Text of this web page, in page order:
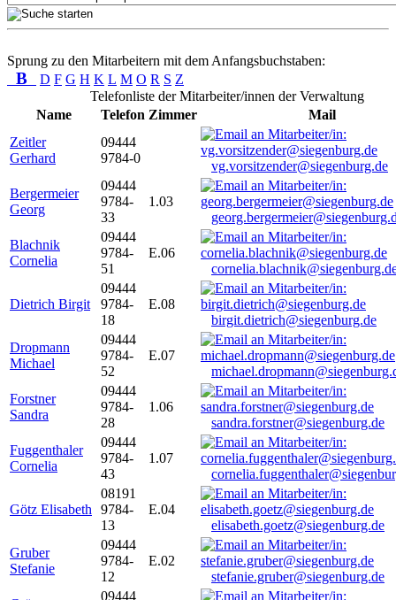
Sprung zu den Mitarbeitern mit dem Anfangsbuchstaben:
B D F G H K L M O R S Z
Telefonliste der Mitarbeiter/innen der Verwaltung
Name
Telefon Zimmer
Mail
Zeitler
Gerhard
09444
9784-0
vg.vorsitzender@siegenburg.de
Bergermeier
Georg
09444
9784-
33
1.03
Blachnik
Cornelia
09444
9784-
51
E.06
Dietrich Birgit
09444
9784-
18
E.08
birgit.dietrich@siegenburg.de
Dropmann
Michael
09444
9784-
52
E.07
Forstner
Sandra
09444
9784-
28
1.06
sandra.forstner@siegenburg.de
Fuggenthaler
Cornelia
09444
9784-
43
1.07
Götz Elisabeth
08191
9784-
13
E.04
elisabeth.goetz@siegenburg.de
Gruber
Stefanie
09444
9784-
12
E.02
stefanie.gruber@siegenburg.de
09444